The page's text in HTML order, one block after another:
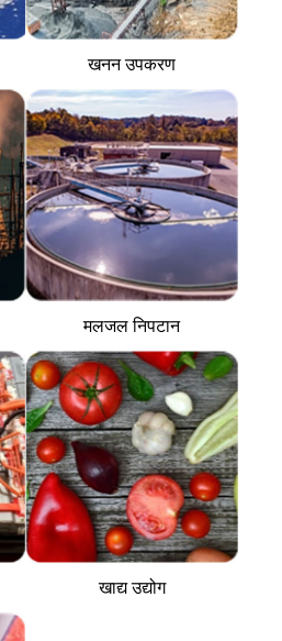
खनन उपकरण
मलजल निपटान
खाद्य उद्योग